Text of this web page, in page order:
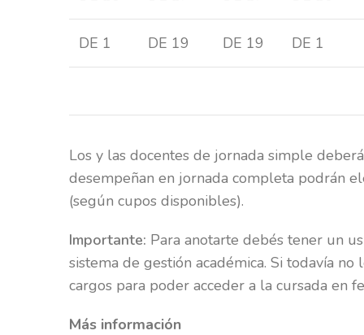
DE 1 DE 19 DE 19 DE 1
Los y las docentes de jornada simple
desempeñan en jornada completa podrán
(según cupos disponibles).
Importante: Para anotarte debés tener un
sistema de gestión académica. Si todavía no
cargos para poder acceder a la cursada en
Más información